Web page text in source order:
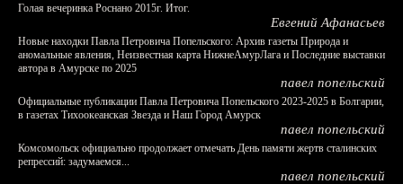
Голая вечеринка Роснано 2015г. Итог.
Евгений Афанасьев
Новые находки Павла Петровича Попельского: Архив газеты Природа и
аномальные явления, Неизвестная карта НижнеАмурЛага и Последние выставки
автора в Амурске по 2025
павел попельский
Официальные публикации Павла Петровича Попельского 2023-2025 в Болгарии,
в газетах Тихоокеанская Звезда и Наш Город Амурск
павел попельский
Комсомольск официально продолжает отмечать День памяти жертв сталинских
репрессий: задумаемся...
павел попельский